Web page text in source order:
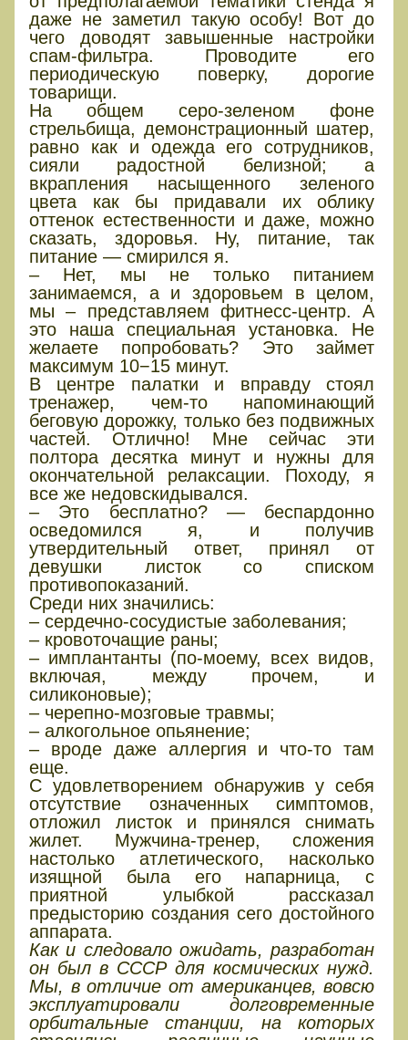
даже не заметил такую особу! Вот до
чего доводят завышенные настройки
спам-фильтра. Проводите его
периодическую поверку, дорогие
товарищи.
На общем серо-зеленом фоне
стрельбища, демонстрационный шатер,
равно как и одежда его сотрудников,
сияли радостной белизной; а
вкрапления насыщенного зеленого
цвета как бы придавали их облику
оттенок естественности и даже, можно
сказать, здоровья. Ну, питание, так
питание — смирился я.
‒ Нет, мы не только питанием
занимаемся, а и здоровьем в целом,
мы – представляем фитнесс-центр. А
это наша специальная установка. Не
желаете попробовать? Это займет
максимум 10−15 минут.
В центре палатки и вправду стоял
тренажер, чем-то напоминающий
беговую дорожку, только без подвижных
частей. Отлично! Мне сейчас эти
полтора десятка минут и нужны для
окончательной релаксации. Походу, я
все же недовскидывался.
– Это бесплатно? — беспардонно
осведомился я, и получив
утвердительный ответ, принял от
девушки листок со списком
противопоказаний.
Среди них значились:
– сердечно-сосудистые заболевания;
– кровоточащие раны;
– имплантанты (по-моему, всех видов,
включая, между прочем, и
силиконовые);
– черепно-мозговые травмы;
– алкогольное опьянение;
– вроде даже аллергия и что-то там
еще.
С удовлетворением обнаружив у себя
отсутствие означенных симптомов,
отложил листок и принялся снимать
жилет. Мужчина-тренер, сложения
настолько атлетического, насколько
изящной была его напарница, с
приятной улыбкой рассказал
предысторию создания сего достойного
аппарата.
Как и следовало ожидать, разработан
он был в СССР для космических нужд.
Мы, в отличие от американцев, вовсю
эксплуатировали долговременные
орбитальные станции, на которых